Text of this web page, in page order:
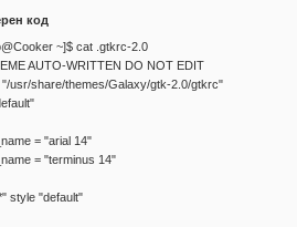
код
~]$ cat .gtkrc-2.0
AUTO-WRITTEN DO NOT EDIT
"/usr/share/themes/Galaxy/gtk-2.0/gtkrc"
= "arial 14"
= "terminus 14"
style "default"